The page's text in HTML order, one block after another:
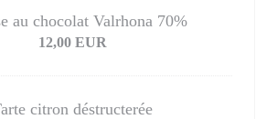
au chocolat Valrhona 70%
12,00 EUR
citron déstructerée